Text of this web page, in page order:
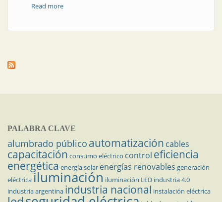
Read moreabout Estrategia de control en convertidores CC-CA
PALABRA CLAVE
alumbrado público automatización cables
capacitación consumo eléctrico control eficiencia
energética energía solar energías renovables generación
eléctricailuminación iluminación LED industria 4.0
industria argentina industria nacional instalación eléctrica